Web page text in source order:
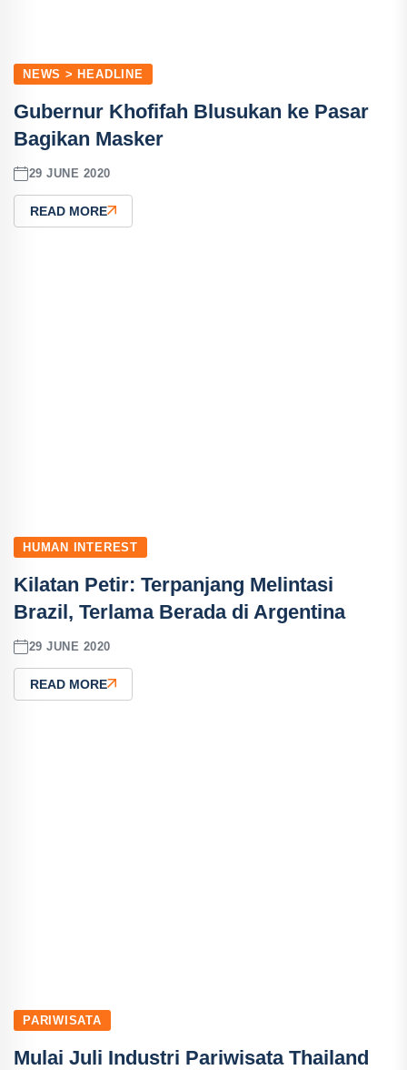
NEWS > HEADLINE
Gubernur Khofifah Blusukan ke Pasar
Bagikan Masker
29 JUNE 2020
READ MORE
HUMAN INTEREST
Kilatan Petir: Terpanjang Melintasi
Brazil, Terlama Berada di Argentina
29 JUNE 2020
READ MORE
PARIWISATA
Mulai Juli Industri Pariwisata Thailand